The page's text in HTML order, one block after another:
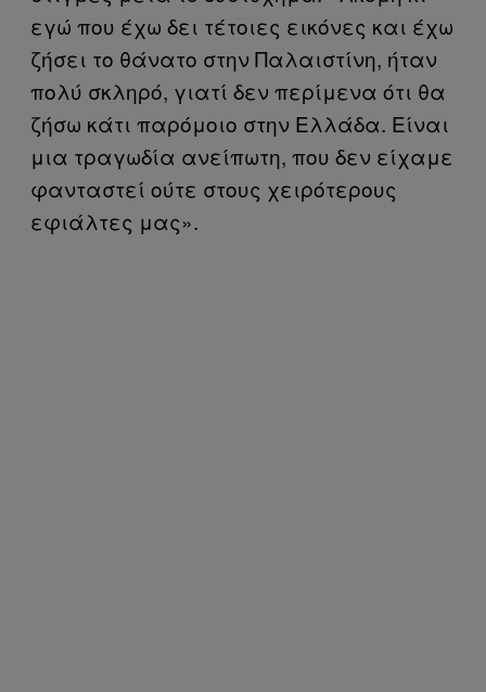
εγώ που έχω δει τέτοιες εικόνες και έχω
ζήσει το θάνατο στην Παλαιστίνη, ήταν
πολύ σκληρό, γιατί δεν περίμενα ότι θα
ζήσω κάτι παρόμοιο στην Ελλάδα. Είναι
μια τραγωδία ανείπωτη, που δεν είχαμε
φανταστεί ούτε στους χειρότερους
εφιάλτες μας».